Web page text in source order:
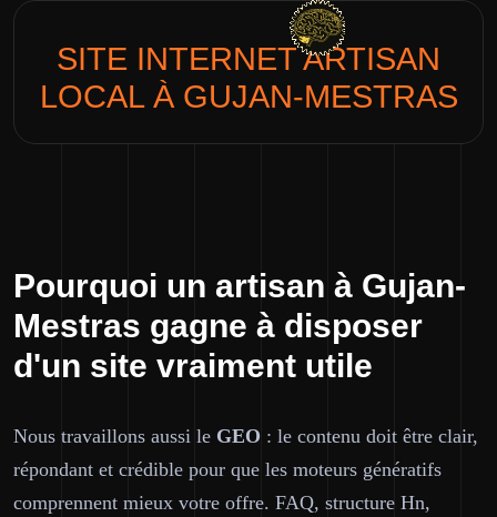
SITE INTERNETARTISAN
LOCALÀ GUJAN-MESTRAS
Pourquoi un artisan à Gujan-
Mestras gagne à disposer
d'un site vraiment utile
Nous travaillons aussi le GEO : le contenu doit être clair,
répondant et crédible pour que les moteurs génératifs
comprennent mieux votre offre. FAQ, structure Hn,